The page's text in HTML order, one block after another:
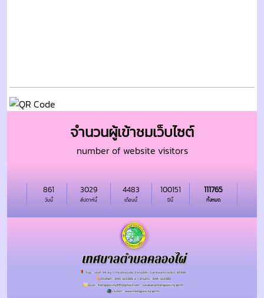
จำนวนผู้เข้าชมเว็บไซต์
number of website visitors
วันนี้
861
สัปดาห์นี้
3029
เดือนนี้
4483
ปีนี้
100151
ทั้งหมด
111765